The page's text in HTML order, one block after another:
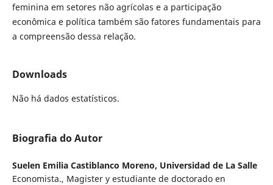
feminina em setores não agrícolas e a participação
econômica e política também são fatores fundamentais para
a compreensão dessa relação.
Downloads
Não há dados estatísticos.
Biografia do Autor
Suelen Emilia Castiblanco Moreno, Universidad de La Salle
Economista., Magister y estudiante de doctorado en